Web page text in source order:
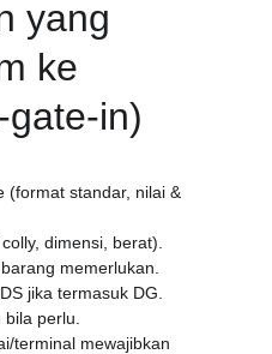
yang
ke
in)
(format standar, nilai &
dimensi, berat).
memerlukan.
jika termasuk DG.
perlu.
terminal mewajibkan